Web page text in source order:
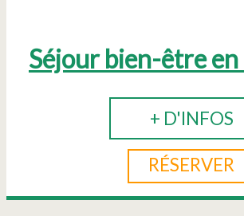
Séjour bien-être
+ D'INFOS
RÉSERVER